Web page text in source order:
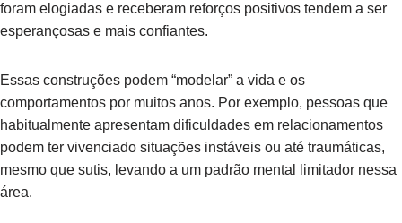
foram elogiadas e receberam reforços positivos tendem a ser
esperançosas e mais confiantes.
Essas construções podem “modelar” a vida e os
comportamentos por muitos anos. Por exemplo, pessoas que
habitualmente apresentam dificuldades em relacionamentos
podem ter vivenciado situações instáveis ou até traumáticas,
mesmo que sutis, levando a um padrão mental limitador nessa
área.